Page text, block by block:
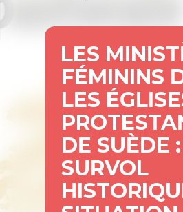
LES
FÉMININS
LES
DE SUÈDE :
SURVOL